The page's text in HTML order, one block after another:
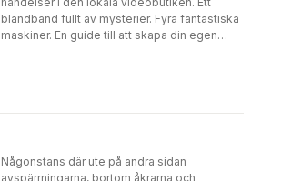
blandband fullt av mysterier. Fyra fantastiska
maskiner. En guide till att skapa din egen
mysterium där en lansering av en ny typ av
moralpanikens årtioende. Allt nytt var farligt
Någonstans där ute på andra sidan
avspärrningarna, bortom åkrarna och